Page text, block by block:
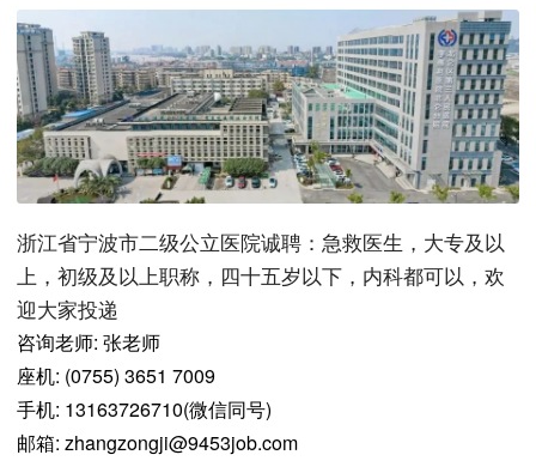
浙江省宁波市二级公立医院诚聘：急救医生，大专及以
上，初级及以上职称，四十五岁以下，内科都可以，欢
迎大家投递
咨询老师: 张老师
座机: (0755) 3651 7009
手机: 13163726710(微信同号)
邮箱: zhangzongji@9453job.com